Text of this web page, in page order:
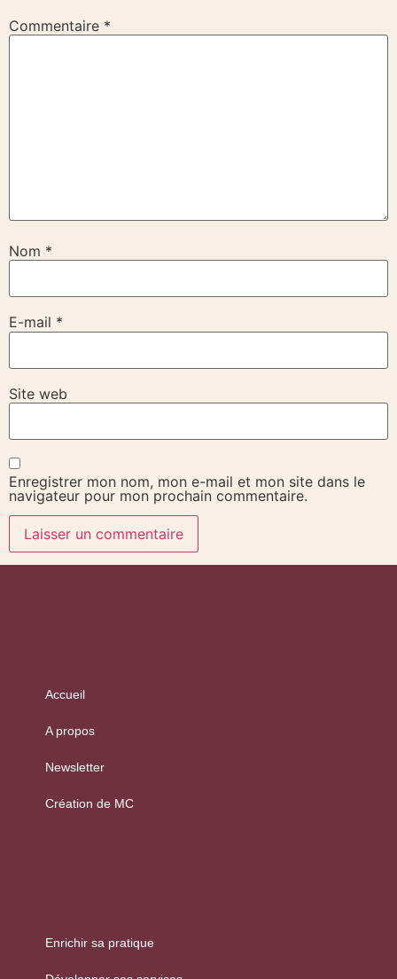
Commentaire *
Nom *
E-mail *
Site web
Enregistrer mon nom, mon e-mail et mon site dans le
navigateur pour mon prochain commentaire.
Accueil
A propos
Newsletter
Création de MC
Enrichir sa pratique